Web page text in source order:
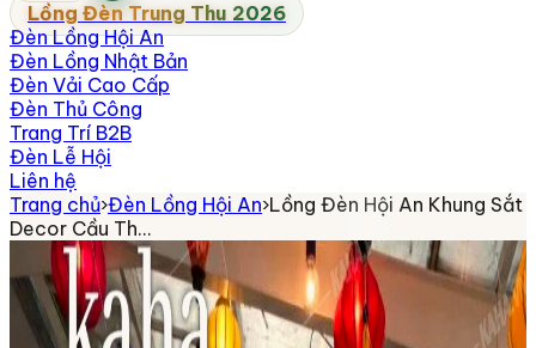
Lồng Đèn Trung Thu 2026
Đèn Lồng Hội An
Đèn Lồng Nhật Bản
Đèn Vải Cao Cấp
Đèn Thủ Công
Trang Trí B2B
Đèn Lễ Hội
Liên hệ
Trang chủ›Đèn Lồng Hội An›Lồng Đèn Hội An Khung Sắt
Decor Cầu Th…